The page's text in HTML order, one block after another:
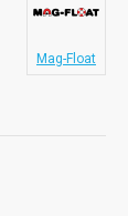
Mag-Float